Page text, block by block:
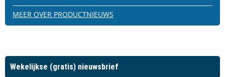
MEER OVER PRODUCTNIEUWS
Wekelijkse (gratis) nieuwsbrief